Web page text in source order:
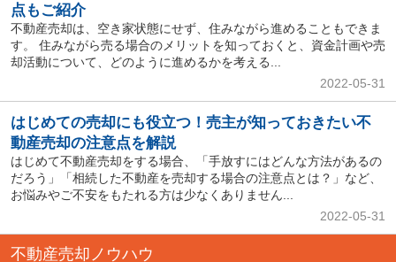
点もご紹介
不動産売却は、空き家状態にせず、住みながら進めることもできま
す。 住みながら売る場合のメリットを知っておくと、資金計画や売
却活動について、どのように進めるかを考える...
2022-05-31
はじめての売却にも役立つ！売主が知っておきたい不
動産売却の注意点を解説
はじめて不動産売却をする場合、「手放すにはどんな方法があるの
だろう」「相続した不動産を売却する場合の注意点とは？」など、
お悩みやご不安をもたれる方は少なくありません...
2022-05-31
不動産売却ノウハウ